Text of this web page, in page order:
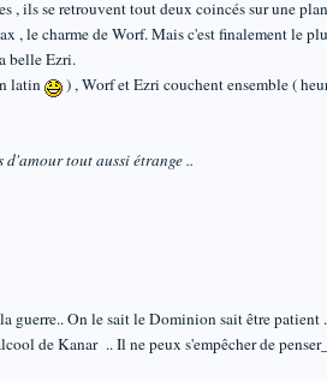
, ils se retrouvent tout deux coincés sur une
le charme de Worf. Mais c'est finalement le
belle Ezri.
latin
) , Worf et Ezri couchent ensemble (
d'amour tout aussi étrange ..
guerre.. On le sait le Dominion sait être patient
de Kanar .. Il ne peux s'empêcher de